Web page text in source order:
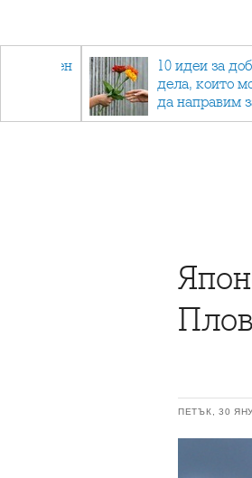
- намален
10 идеи за
дела, които
да направим
напълно
ПЕТЪК, 30